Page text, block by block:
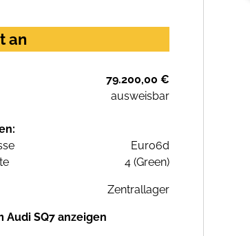
an
79.200,00 €
ausweisbar
Euro6d
4 (Green)
Zentrallager
Audi SQ7 anzeigen